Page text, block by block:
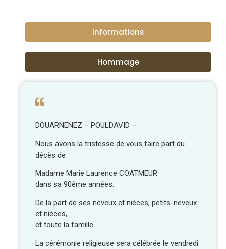
Informations
Hommage
DOUARNENEZ – POULDAVID –
Nous avons la tristesse de vous faire part du
décès de
Madame Marie Laurence COATMEUR
dans sa 90ème années.
De la part de ses neveux et nièces; petits-neveux
et nièces,
et toute la famille.
La cérémonie religieuse sera célébrée le vendredi